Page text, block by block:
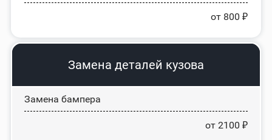
от 800 ₽
Замена деталей кузова
Замена бампера
от 2100 ₽